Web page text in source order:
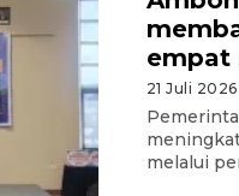
empat
21 Juli
melalui